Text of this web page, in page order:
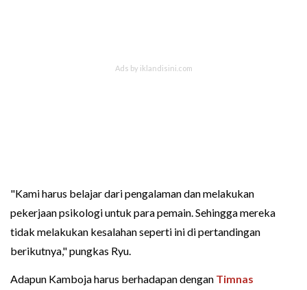
"Kami harus belajar dari pengalaman dan melakukan
pekerjaan psikologi untuk para pemain. Sehingga mereka
tidak melakukan kesalahan seperti ini di pertandingan
berikutnya," pungkas Ryu.
Adapun Kamboja harus berhadapan dengan Timnas